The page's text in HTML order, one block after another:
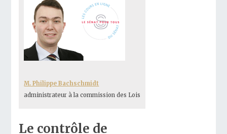
M. Philippe Bachschmidt
administrateur à la commission des Lois
Le contrôle de